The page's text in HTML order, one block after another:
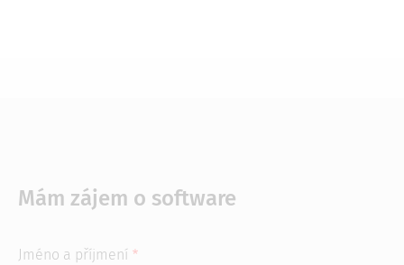
Mám zájem o software
Jméno a příjmení